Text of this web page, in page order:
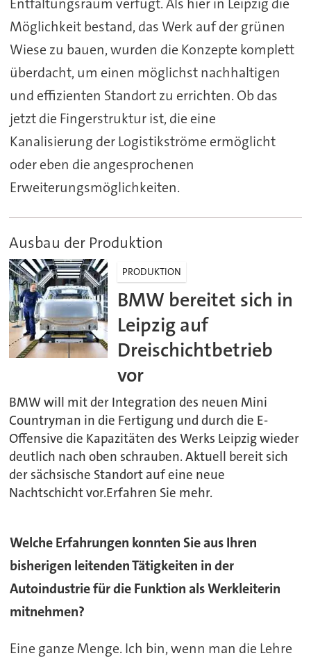
Entfaltungsraum verfügt. Als hier in Leipzig die
Möglichkeit bestand, das Werk auf der grünen
Wiese zu bauen, wurden die Konzepte komplett
überdacht, um einen möglichst nachhaltigen
und effizienten Standort zu errichten. Ob das
jetzt die Fingerstruktur ist, die eine
Kanalisierung der Logistikströme ermöglicht
oder eben die angesprochenen
Erweiterungsmöglichkeiten.
Ausbau der Produktion
PRODUKTION
BMW bereitet sich in
Leipzig auf
Dreischichtbetrieb
vor
BMW will mit der Integration des neuen Mini
Countryman in die Fertigung und durch die E-
Offensive die Kapazitäten des Werks Leipzig wieder
deutlich nach oben schrauben. Aktuell bereit sich
der sächsische Standort auf eine neue
Nachtschicht vor.Erfahren Sie mehr.
Welche Erfahrungen konnten Sie aus Ihren
bisherigen leitenden Tätigkeiten in der
Autoindustrie für die Funktion als Werkleiterin
mitnehmen?
Eine ganze Menge. Ich bin, wenn man die Lehre